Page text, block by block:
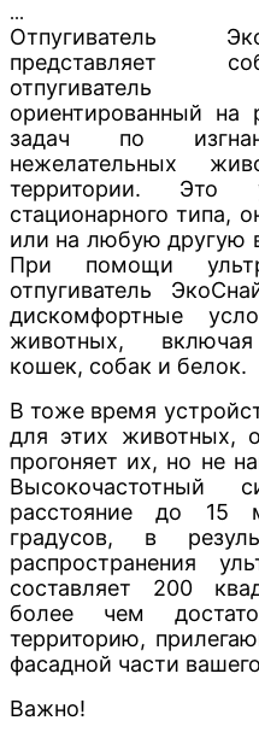
...
Отпугиватель
представляет
отпугиватель
ориентированный на
задач по
нежелательных
территории. Это
стационарного типа,
или на любую другую
При помощи
отпугиватель
дискомфортные
животных, включая
кошек, собак и белок.
В тоже время
для этих животных,
прогоняет их, но не
Высокочастотный
расстояние до 15
градусов, в
распространения
составляет 200
более чем
территорию,
фасадной части
Важно!